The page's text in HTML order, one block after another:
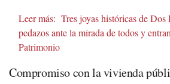
Leer más: Tres joyas históricas de Dos
pedazos ante la mirada de todos y
Patrimonio
Compromiso con la vivienda